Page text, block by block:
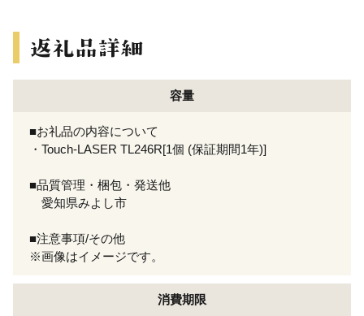
容量
■お礼品の内容について
・Touch-LASER TL246R[1個 (保証期間1年)]
■品質管理・梱包・発送他
愛知県みよし市
■注意事項/その他
※画像はイメージです。
消費期限